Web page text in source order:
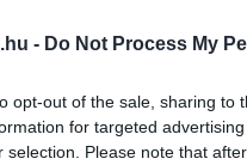
- Do Not Process My
opt-out of the sale, sharing
for targeted
selection. Please note that
a Fidesz